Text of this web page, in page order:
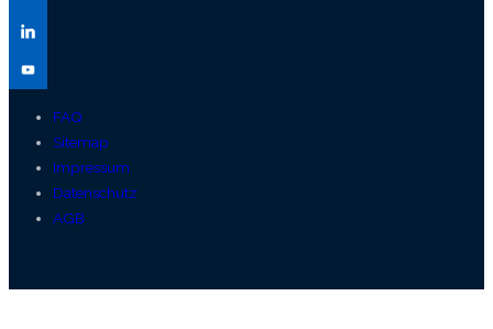
FAQ
Sitemap
Impressum
Datenschutz
AGB